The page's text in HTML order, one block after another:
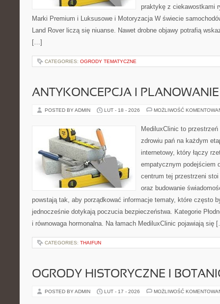
praktykę z ciekawostkami
Marki Premium i Luksusowe i Motoryzacja W świecie
Land Rover liczą się niuanse. Nawet drobne objawy potrafią
[…]
CATEGORIES: OGRODY TEMATYCZNE
ANTYKONCEPCJA I
POSTED BY ADMIN LUT - 18 - 2026 MOŻLIWOŚĆ
MediluxClinic to
zdrowiu pań na każdym
internetowy, który łączy
empatycznym podejściem
centrum tej przestrzeni
oraz budowanie
powstają tak, aby porządkować informacje tematy, które często
jednocześnie dotykają poczucia bezpieczeństwa. Kategorie
i równowaga hormonalna. Na łamach MediluxClinic pojawiają się
CATEGORIES: THAIFUN
OGRODY HISTORYCZNE I
POSTED BY ADMIN LUT - 17 - 2026 MOŻLIWOŚĆ